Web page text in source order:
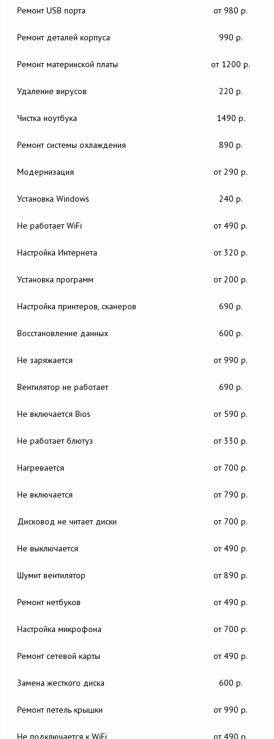
Ремонт USB порта от 980 р.
Ремонт деталей корпуса 990 р.
Ремонт материнской платы от 1200 р.
Удаление вирусов 220 р.
Чистка ноутбука 1490 р.
Ремонт системы охлаждения 890 р.
Модернизация от 290 р.
Установка Windows 240 р.
Не работает WiFi от 490 р.
Настройка Интернета от 320 р.
Установка программ от 200 р.
Настройка принтеров, сканеров 690 р.
Восстановление данных 600 р.
Не заряжается от 990 р.
Вентилятор не работает 690 р.
Не включается Bios от 590 р.
Не работает блютуз от 330 р.
Нагревается от 700 р.
Не включается от 790 р.
Дисковод не читает диски от 700 р.
Не выключается от 490 р.
Шумит вентилятор от 890 р.
Ремонт нетбуков от 490 р.
Настройка микрофона от 700 р.
Ремонт сетевой карты от 490 р.
Замена жесткого диска 600 р.
Ремонт петель крышки от 990 р.
Не подключается к WiFi от 490 р.